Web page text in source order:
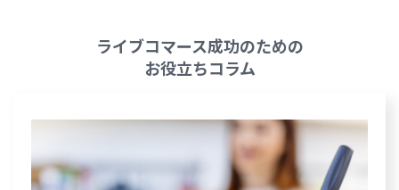
ライブコマース成功のための
お役立ちコラム